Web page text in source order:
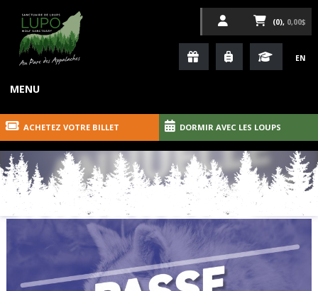
(0), 0,00$
EN
MENU
ACHETEZ VOTRE BILLET DORMIR AVEC LES LOUPS